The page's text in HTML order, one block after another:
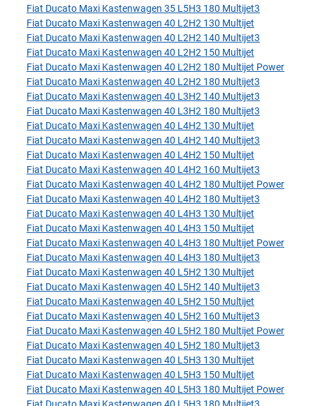
Fiat Ducato Maxi Kastenwagen 35 L5H3 180 Multijet3
Fiat Ducato Maxi Kastenwagen 40 L2H2 130 Multijet
Fiat Ducato Maxi Kastenwagen 40 L2H2 140 Multijet3
Fiat Ducato Maxi Kastenwagen 40 L2H2 150 Multijet
Fiat Ducato Maxi Kastenwagen 40 L2H2 180 Multijet Power
Fiat Ducato Maxi Kastenwagen 40 L2H2 180 Multijet3
Fiat Ducato Maxi Kastenwagen 40 L3H2 140 Multijet3
Fiat Ducato Maxi Kastenwagen 40 L3H2 180 Multijet3
Fiat Ducato Maxi Kastenwagen 40 L4H2 130 Multijet
Fiat Ducato Maxi Kastenwagen 40 L4H2 140 Multijet3
Fiat Ducato Maxi Kastenwagen 40 L4H2 150 Multijet
Fiat Ducato Maxi Kastenwagen 40 L4H2 160 Multijet3
Fiat Ducato Maxi Kastenwagen 40 L4H2 180 Multijet Power
Fiat Ducato Maxi Kastenwagen 40 L4H2 180 Multijet3
Fiat Ducato Maxi Kastenwagen 40 L4H3 130 Multijet
Fiat Ducato Maxi Kastenwagen 40 L4H3 150 Multijet
Fiat Ducato Maxi Kastenwagen 40 L4H3 180 Multijet Power
Fiat Ducato Maxi Kastenwagen 40 L4H3 180 Multijet3
Fiat Ducato Maxi Kastenwagen 40 L5H2 130 Multijet
Fiat Ducato Maxi Kastenwagen 40 L5H2 140 Multijet3
Fiat Ducato Maxi Kastenwagen 40 L5H2 150 Multijet
Fiat Ducato Maxi Kastenwagen 40 L5H2 160 Multijet3
Fiat Ducato Maxi Kastenwagen 40 L5H2 180 Multijet Power
Fiat Ducato Maxi Kastenwagen 40 L5H2 180 Multijet3
Fiat Ducato Maxi Kastenwagen 40 L5H3 130 Multijet
Fiat Ducato Maxi Kastenwagen 40 L5H3 150 Multijet
Fiat Ducato Maxi Kastenwagen 40 L5H3 180 Multijet Power